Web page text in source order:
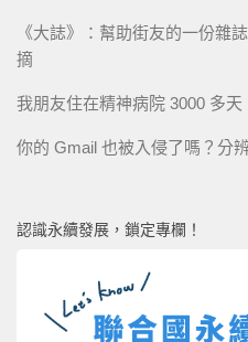
《大誌》：幫助街友的一份雜
摘
我朋友住在精神病院 3000 多
你的 Gmail 也被入侵了嗎？分
認識永續發展，鎖定專欄！